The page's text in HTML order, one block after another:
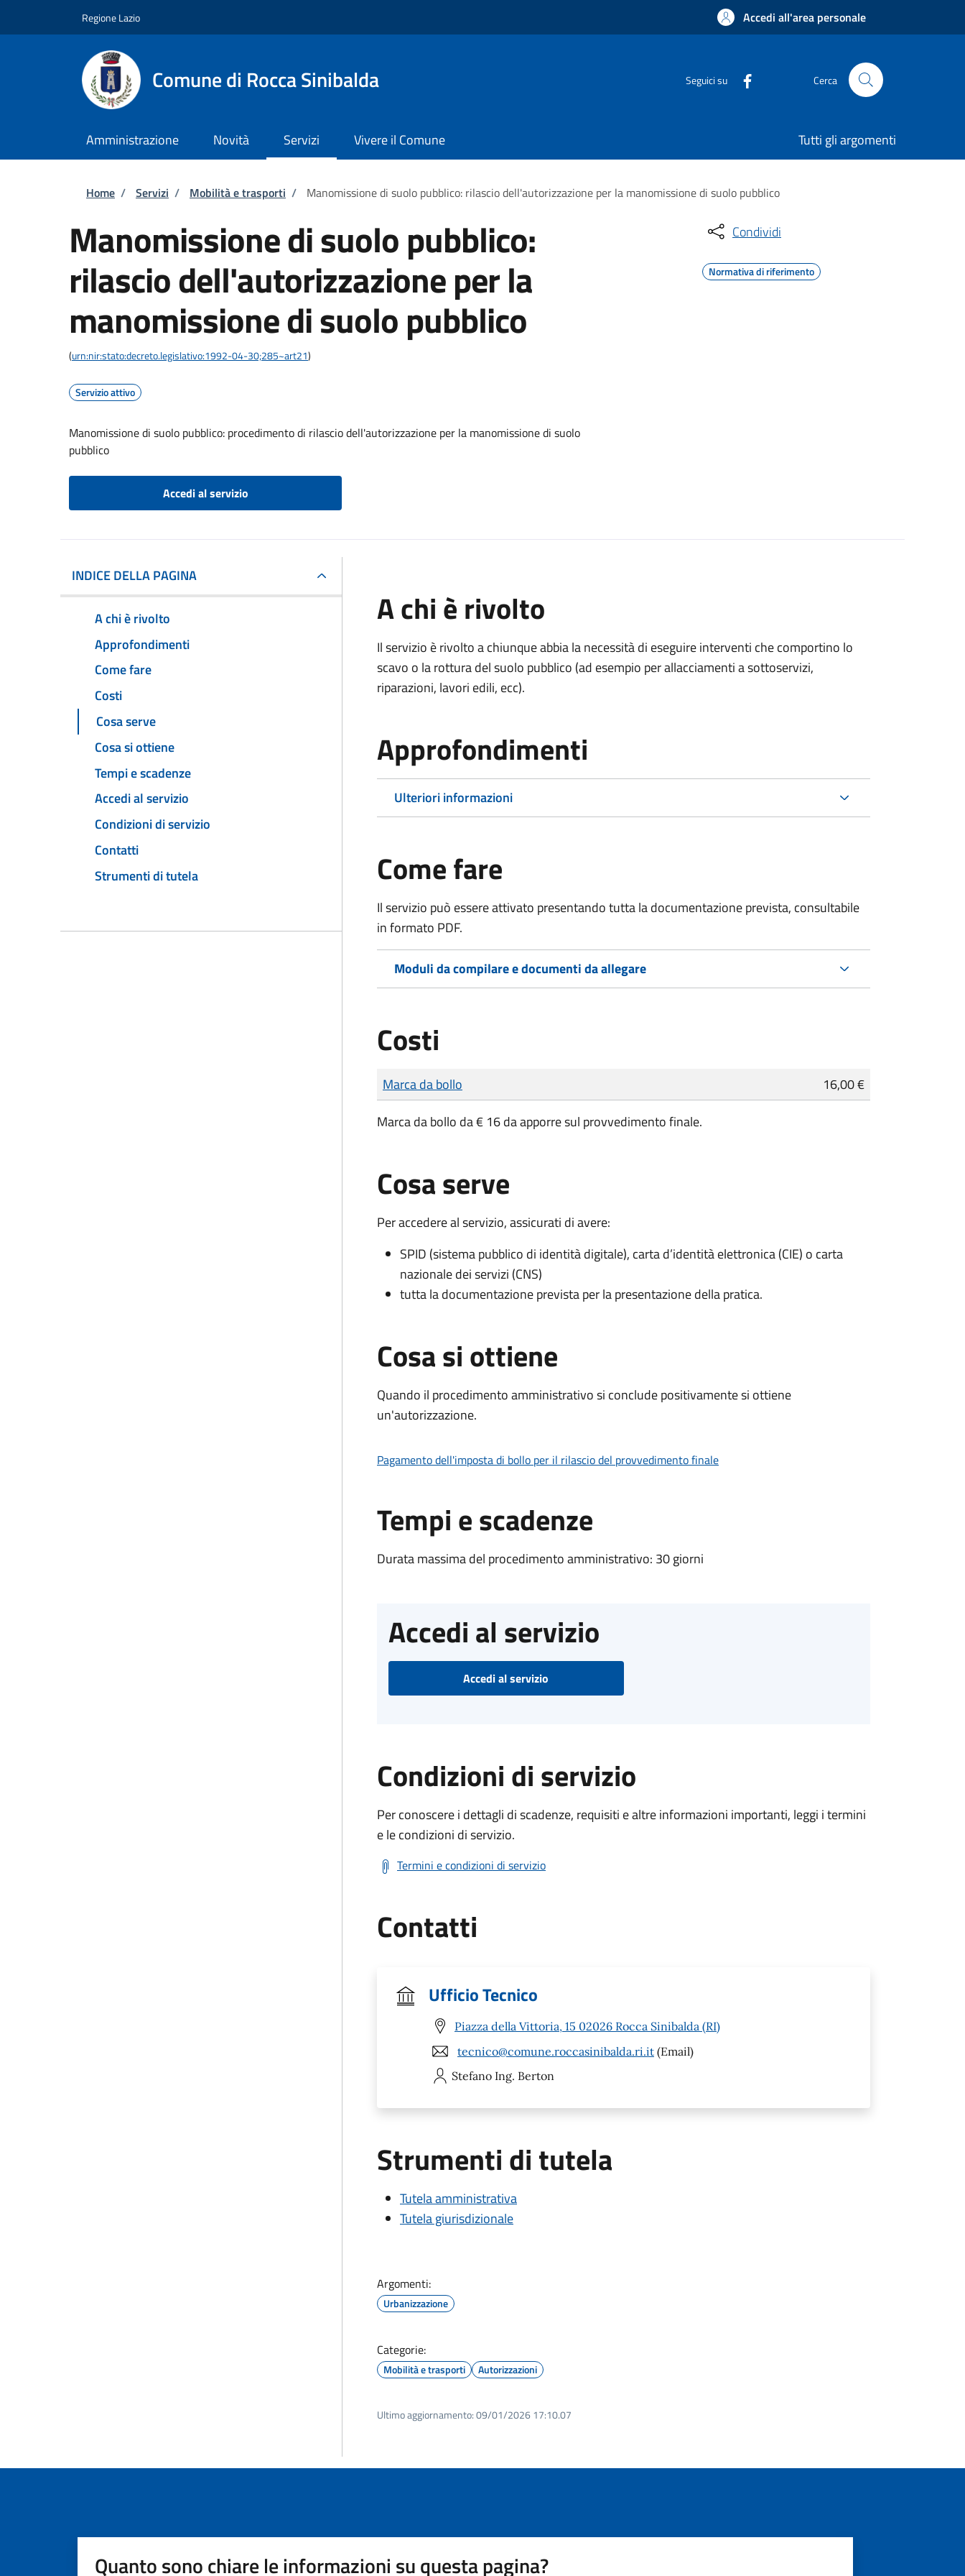
Regione Lazio Accedi all'area personale
Comune di Rocca Sinibalda Seguici su Cerca
Amministrazione Novità Servizi Vivere il Comune Tutti gli argomenti
Briciole di pane
Home / Servizi / Mobilità e trasporti / Manomissione di suolo pubblico: rilascio dell'autorizzazione per la manomissione di suolo pubblico
Manomissione di suolo pubblico:
rilascio dell'autorizzazione per la
manomissione di suolo pubblico
(urn:nir:stato:decreto.legislativo:1992-04-30;285~art21)
Servizio attivo
Manomissione di suolo pubblico: procedimento di rilascio dell'autorizzazione per la manomissione di suolo
pubblico
Accedi al servizio
Condividi
Normativa di riferimento
INDICE DELLA PAGINA
A chi è rivolto
Approfondimenti
Come fare
Costi
Cosa serve
Cosa si ottiene
Tempi e scadenze
Accedi al servizio
Condizioni di servizio
Contatti
Strumenti di tutela
A chi è rivolto
Il servizio è rivolto a chiunque abbia la necessità di eseguire interventi che comportino lo
scavo o la rottura del suolo pubblico (ad esempio per allacciamenti a sottoservizi,
riparazioni, lavori edili, ecc).
Approfondimenti
Ulteriori informazioni
Come fare
Il servizio può essere attivato presentando tutta la documentazione prevista, consultabile
in formato PDF.
Moduli da compilare e documenti da allegare
Costi
Tipo di pagamento
Importo
Marca da bollo
16,00 €
Marca da bollo da € 16 da apporre sul provvedimento finale.
Cosa serve
Per accedere al servizio, assicurati di avere:
SPID (sistema pubblico di identità digitale), carta d’identità elettronica (CIE) o carta
nazionale dei servizi (CNS)
tutta la documentazione prevista per la presentazione della pratica.
Cosa si ottiene
Quando il procedimento amministrativo si conclude positivamente si ottiene
un'autorizzazione.
Pagamento dell'imposta di bollo per il rilascio del provvedimento finale
Tempi e scadenze
Durata massima del procedimento amministrativo: 30 giorni
Accedi al servizio
Accedi al servizio
Condizioni di servizio
Per conoscere i dettagli di scadenze, requisiti e altre informazioni importanti, leggi i termini
e le condizioni di servizio.
Termini e condizioni di servizio
Contatti
Ufficio Tecnico
Piazza della Vittoria, 15 02026 Rocca Sinibalda (RI)
tecnico@comune.roccasinibalda.ri.it (Email)
Stefano Ing. Berton
Strumenti di tutela
Tutela amministrativa
Tutela giurisdizionale
Argomenti:
Urbanizzazione
Categorie:
Mobilità e trasporti Autorizzazioni
Ultimo aggiornamento:09/01/2026 17:10.07
Quanto sono chiare le informazioni su questa pagina?